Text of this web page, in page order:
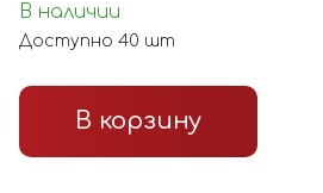
В наличии
Доступно 40 шт
В корзину